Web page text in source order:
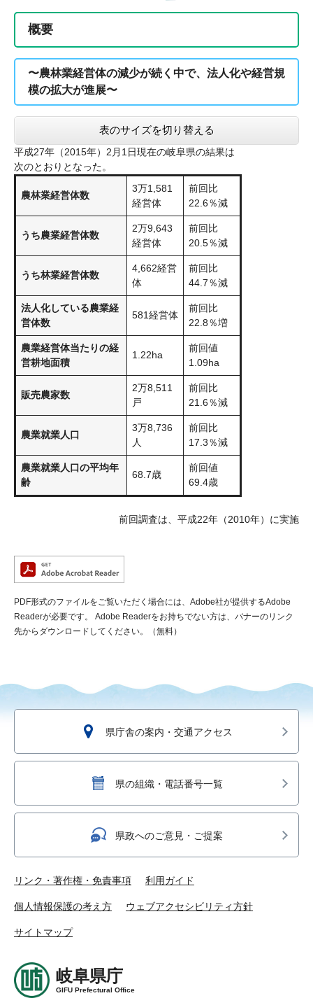
概要
〜農林業経営体の減少が続く中で、法人化や経営規
模の拡大が進展〜
表のサイズを切り替える
平成27年（2015年）2月1日現在の岐阜県の結果は
次のとおりとなった。
農林業経営体数
3万1,581
経営体
前回比
22.6％減
うち農業経営体数
2万9,643
経営体
前回比
20.5％減
うち林業経営体数
4,662経営
体
前回比
44.7％減
法人化している農業経
営体数
581経営体
前回比
22.8％増
農業経営体当たりの経
営耕地面積
1.22ha
前回値
1.09ha
販売農家数
2万8,511
戸
前回比
21.6％減
農業就業人口
3万8,736
人
前回比
17.3％減
農業就業人口の平均年
齢
68.7歳
前回値
69.4歳
前回調査は、平成22年（2010年）に実施
PDF形式のファイルをご覧いただく場合には、Adobe社が提供するAdobe
Readerが必要です。
Adobe Readerをお持ちでない方は、バナーのリンク
先からダウンロードしてください。（無料）
県庁舎の案内・交通アクセス
県の組織・電話番号一覧
県政へのご意見・ご提案
リンク・著作権・免責事項 利用ガイド
個人情報保護の考え方 ウェブアクセシビリティ方針
サイトマップ
岐阜県庁
GIFU Prefectural Office